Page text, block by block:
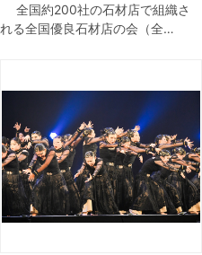
全国約200社の石材店で組織さ
れる全国優良石材店の会（全…